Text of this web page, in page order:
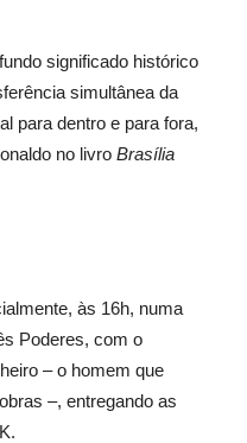
significado histórico
simultânea da
para dentro e para fora,
no livro Brasília
às 16h, numa
Poderes, com o
– o homem que
–, entregando as